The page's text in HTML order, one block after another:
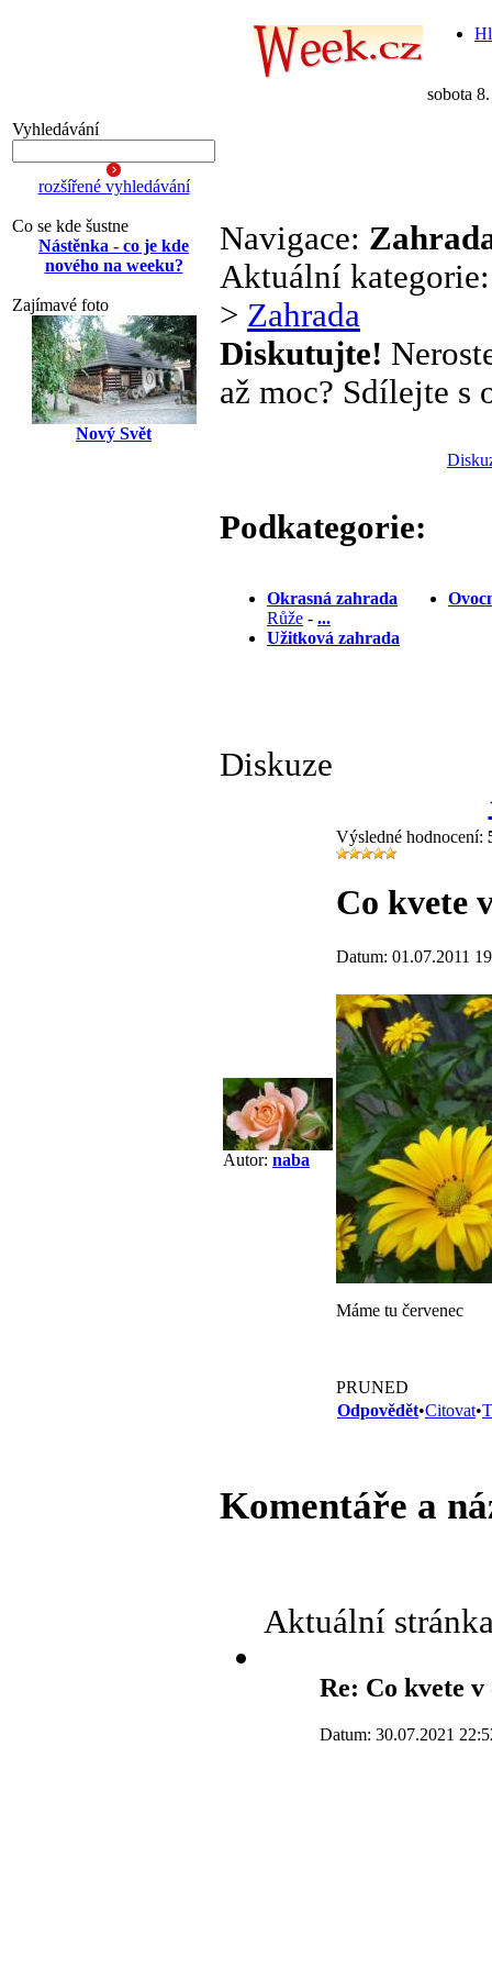
sobota
Vyhledávání
rozšířené vyhledávání
Co se kde šustne
Nástěnka - co je kde
nového na weeku?
Zajímavé foto
Nový Svět
Navigace:
Aktuální
> Zahrada
Diskutujte!
až moc? Sdílejte s
Podkategorie:
Okrasná zahrada
Růže - ...
Užitková zahrada
Diskuze
Autor: naba
Výsledné hodnocení:
Co kvete
Datum: 01.07.2011
Máme tu červenec
PRUNED
Odpovědět•Citovat•
Komentáře a
Aktuální
Re: Co kvete
Datum: 30.07.2021